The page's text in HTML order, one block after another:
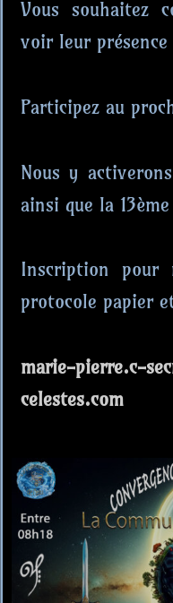
Vous souhaitez
voir leur
Participez au
Nous y
ainsi que la
Inscription pour
protocole papier
marie-pierre.c-
celestes.com